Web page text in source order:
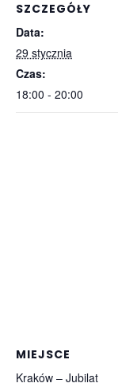
SZCZEGÓŁY
Data:
29 stycznia
Czas:
18:00 - 20:00
MIEJSCE
Kraków – Jubilat